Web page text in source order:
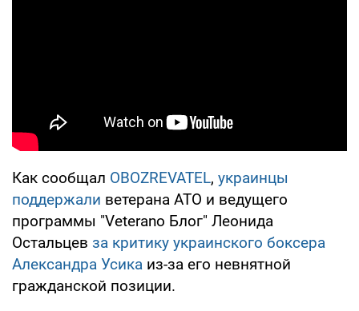
Как сообщал OBOZREVATEL, украинцы
поддержали ветерана АТО и ведущего
программы "Veterano Блог" Леонида
Остальцев за критику украинского боксера
Александра Усика из-за его невнятной
гражданской позиции.